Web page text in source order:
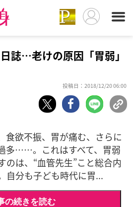
誌…老けの原因「胃弱」
投稿日：2018/12/20 06:00
食欲不振、胃が痛む、さらに
多……。これはすべて、胃弱
のは、“血管先生”こと総合内
自分も子ども時代に胃...
の続きを読む